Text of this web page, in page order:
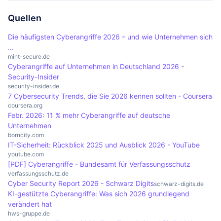
Identitätsdiebstahl und Datenklau.
und Online-Kurse können helfen, das Bewusstsein
zu schärfen. Zudem ist es wichtig, aktuelle
Sicherheitspraktiken zu verfolgen.
auf die öffentliche Sicherheit haben, insbesondere
wenn sie kritische Infrastrukturen wie
Gesundheitssysteme betreffen. Ein erfolgreicher
Angriff kann zu Störungen im öffentlichen Leben,
Verlust von Daten und in extremen Fällen sogar zu
Gefahren für Menschenleben führen.
Quellen
Die häufigsten Cyberangriffe 2026 – und wie Unternehmen sich
...
mint-secure.de
Cyberangriffe auf Unternehmen in Deutschland 2026 -
Security-Insider
security-insider.de
7 Cybersecurity Trends, die Sie 2026 kennen sollten - Coursera
coursera.org
Febr. 2026: 11 % mehr Cyberangriffe auf deutsche
Unternehmen
borncity.com
IT-Sicherheit: Rückblick 2025 und Ausblick 2026 - YouTube
youtube.com
[PDF] Cyberangriffe - Bundesamt für Verfassungsschutz
verfassungsschutz.de
Cyber Security Report 2026 - Schwarz Digitsschwarz-digits.de
KI-gestützte Cyberangriffe: Was sich 2026 grundlegend
verändert hat
hws-gruppe.de